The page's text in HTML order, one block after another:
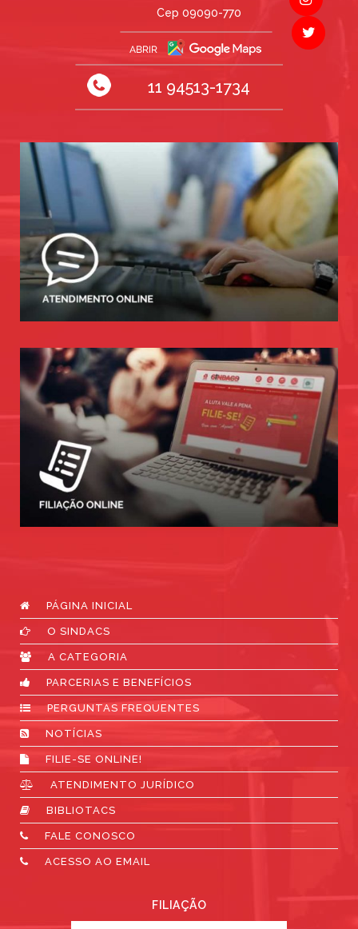
Cep 09090-770
11 94513-1734
PÁGINA INICIAL
O SINDACS
A CATEGORIA
PARCERIAS E BENEFÍCIOS
PERGUNTAS FREQUENTES
NOTÍCIAS
FILIE-SE ONLINE!
ATENDIMENTO JURÍDICO
BIBLIOTACS
FALE CONOSCO
ACESSO AO EMAIL
FILIAÇÃO